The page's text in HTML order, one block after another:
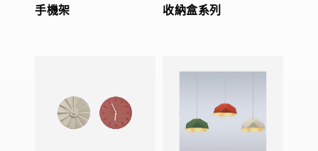
手機架 收納盒系列